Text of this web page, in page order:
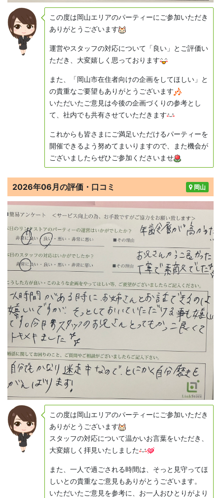
この度は岡山エリアのパーティーにご参加いただき
ありがとうございます
運営やスタッフの対応について「良い」とご評価い
ただき、大変嬉しく思っております
また、「岡山市在住者向けの企画をしてほしい」と
の貴重なご要望もありがとうございます
いただいたご意見は今後の企画づくりの参考とし
て、社内でも共有させていただきます
これからも皆さまにご満足いただけるパーティーを
開催できるよう努めてまいりますので、また機会が
ございましたらぜひご参加くださいませ
岡山
2026年06月の評価・口コミ
この度は岡山エリアのパーティーにご参加いただき
ありがとうございます
スタッフの対応について温かいお言葉をいただき、
大変嬉しく拝見いたしました
また、一人で過ごされる時間は、そっと見守ってほ
しいとの貴重なご意見もありがとうございます。
いただいたご意見を参考に、お一人おひとりがより